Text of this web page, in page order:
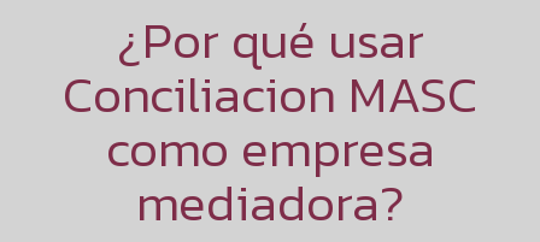
¿Por qué usar
Conciliacion MASC
como empresa
mediadora?